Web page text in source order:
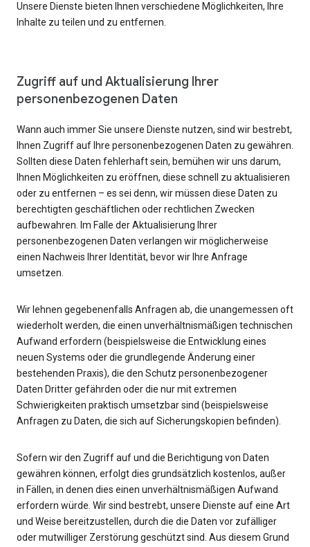
Unsere Dienste bieten Ihnen verschiedene Möglichkeiten, Ihre
Inhalte zu teilen und zu entfernen.
Zugriff auf und Aktualisierung Ihrer
personenbezogenen Daten
Wann auch immer Sie unsere Dienste nutzen, sind wir bestrebt,
Ihnen Zugriff auf Ihre personenbezogenen Daten zu gewähren.
Sollten diese Daten fehlerhaft sein, bemühen wir uns darum,
Ihnen Möglichkeiten zu eröffnen, diese schnell zu aktualisieren
oder zu entfernen – es sei denn, wir müssen diese Daten zu
berechtigten geschäftlichen oder rechtlichen Zwecken
aufbewahren. Im Falle der Aktualisierung Ihrer
personenbezogenen Daten verlangen wir möglicherweise
einen Nachweis Ihrer Identität, bevor wir Ihre Anfrage
umsetzen.
Wir lehnen gegebenenfalls Anfragen ab, die unangemessen oft
wiederholt werden, die einen unverhältnismäßigen technischen
Aufwand erfordern (beispielsweise die Entwicklung eines
neuen Systems oder die grundlegende Änderung einer
bestehenden Praxis), die den Schutz personenbezogener
Daten Dritter gefährden oder die nur mit extremen
Schwierigkeiten praktisch umsetzbar sind (beispielsweise
Anfragen zu Daten, die sich auf Sicherungskopien befinden).
Sofern wir den Zugriff auf und die Berichtigung von Daten
gewähren können, erfolgt dies grundsätzlich kostenlos, außer
in Fällen, in denen dies einen unverhältnismäßigen Aufwand
erfordern würde. Wir sind bestrebt, unsere Dienste auf eine Art
und Weise bereitzustellen, durch die die Daten vor zufälliger
oder mutwilliger Zerstörung geschützt sind. Aus diesem Grund